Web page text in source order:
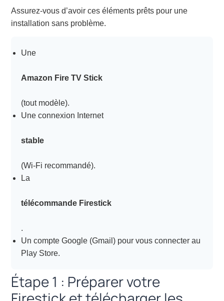
Assurez-vous d’avoir ces éléments prêts pour une
installation sans problème.
Une
Amazon Fire TV Stick
(tout modèle).
Une connexion Internet
stable
(Wi-Fi recommandé).
La
télécommande Firestick
.
Un compte Google (Gmail) pour vous connecter au
Play Store.
Étape 1 : Préparer votre